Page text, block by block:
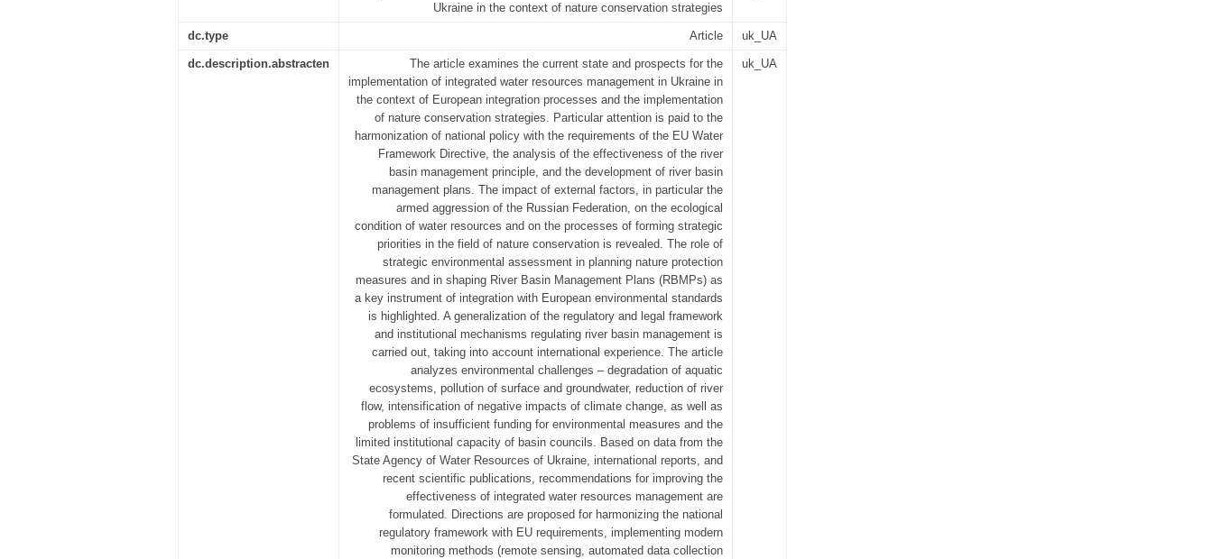
Ukraine in the context of nature conservation strategies
dc.type Article uk_UA
dc.description.abstracten
The article examines the current state and prospects for the
implementation of integrated water resources management in Ukraine in
the context of European integration processes and the implementation
of nature conservation strategies. Particular attention is paid to the
harmonization of national policy with the requirements of the EU Water
Framework Directive, the analysis of the effectiveness of the river
basin management principle, and the development of river basin
management plans. The impact of external factors, in particular the
armed aggression of the Russian Federation, on the ecological
condition of water resources and on the processes of forming strategic
priorities in the field of nature conservation is revealed. The role of
strategic environmental assessment in planning nature protection
measures and in shaping River Basin Management Plans (RBMPs) as
a key instrument of integration with European environmental standards
is highlighted. A generalization of the regulatory and legal framework
and institutional mechanisms regulating river basin management is
carried out, taking into account international experience. The article
analyzes environmental challenges – degradation of aquatic
ecosystems, pollution of surface and groundwater, reduction of river
flow, intensification of negative impacts of climate change, as well as
problems of insufficient funding for environmental measures and the
limited institutional capacity of basin councils. Based on data from the
State Agency of Water Resources of Ukraine, international reports, and
recent scientific publications, recommendations for improving the
effectiveness of integrated water resources management are
formulated. Directions are proposed for harmonizing the national
regulatory framework with EU requirements, implementing modern
monitoring methods (remote sensing, automated data collection
uk_UA